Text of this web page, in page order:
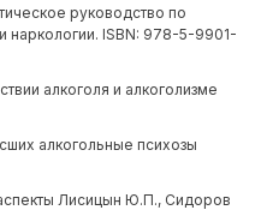
руководство по
наркологии. ISBN: 978-5-9901-
алкоголя и алкоголизме
алкогольные психозы
Лисицын Ю.П., Сидоров